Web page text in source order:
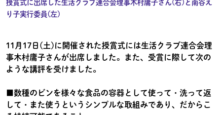
授賞式に出席した生活クラブ連合会理事木村庸子さん(右)と南谷え
り子実行委員(左)
11月17日(土)に開催された授賞式には生活クラブ連合会理
事木村庸子さんが出席しました。また、受賞に際して次の
ような講評を受けました。
■数種のビンを様々な食品の容器として使って・洗って返
して・また使うというシンプルな取組みであり、だからこ